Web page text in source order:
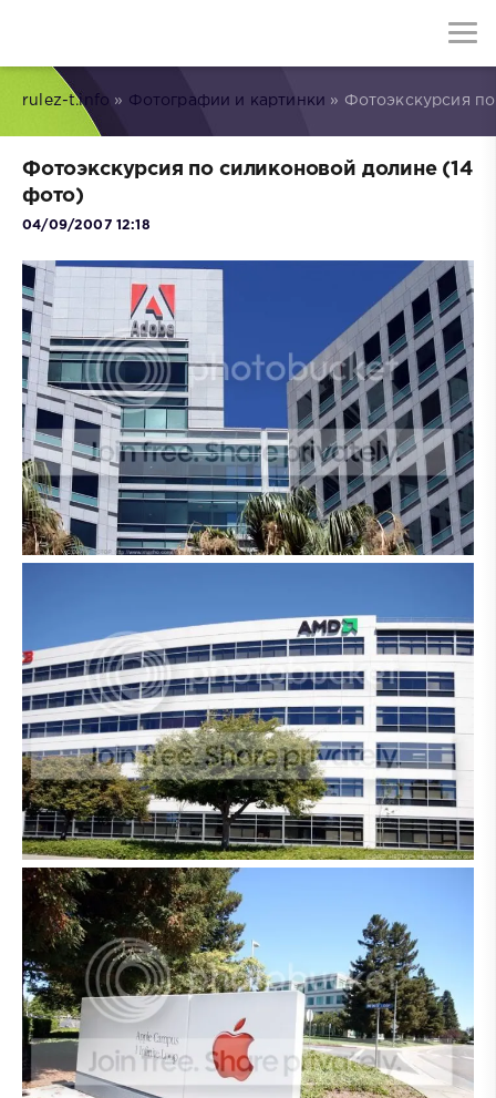
rulez-t.info » Фотографии и картинки » Фотоэкскурсия
Фотоэкскурсия по силиконовой долине (14
фото)
04/09/2007 12:18